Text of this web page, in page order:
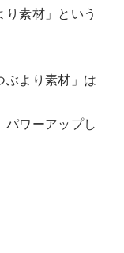
素材」という
ぶより素材」は
パワーアップし